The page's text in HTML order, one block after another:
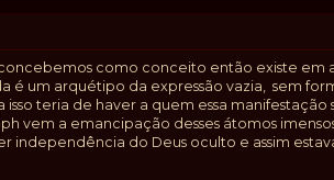
como conceito então existe em
é um arquétipo da expressão vazia, sem
teria de haver a quem essa
vem a emancipação desses átomos
independência do Deus oculto e assim